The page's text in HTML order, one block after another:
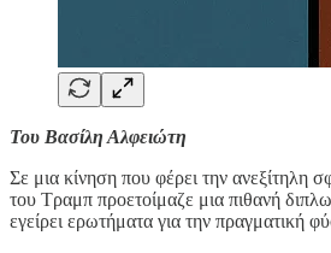
Του Βασίλη Αλφειώτη
Σε μια κίνηση που φέρει την ανεξίτηλη
του Τραμπ προετοίμαζε μια πιθανή
εγείρει ερωτήματα για την πραγματική